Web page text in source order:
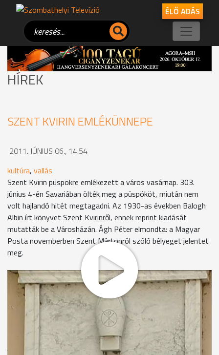
ÉLŐ ADÁS
HÍREK
SZENT KVIRIN EMLÉKÜNNEPE
2011. JÚNIUS 06., 14:54
kultúra, vallás
Szent Kvirin püspökre emlékezett a város vasárnap. 303.
június 4-én Savariában ölték meg a püspököt, miután nem
volt hajlandó hitét megtagadni. Az 1930-as években Balogh
Albin írt könyvet Szent Kvirinről, ennek reprint kiadását
mutatták be a Városházán. Ágh Péter elmondta: a Magyar
Posta novemberben Szent Mártonról szóló bélyeget jelentet
meg.
A szalézi templom főoltárképe Szent Kvirin püspök
vértanúságát ábrázolja. 303. június 4-én egy malomkővel a
nyakában a Perint-patakba lökték, miután nem volt hajlandó
hitét megtagadni és áldozatot bemutatni a császárnak.
Szent Kvirin koráról, vértanúságáról, tiszteletéről írt könyvet
még az 1930-as években Balogh Albin, amit reprint kiadásban
jelentetett meg Szombathely. Ágh Péter a bemutatón